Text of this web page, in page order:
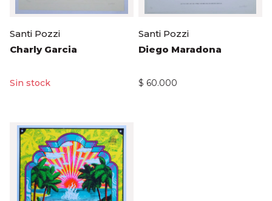
Santi Pozzi
Charly Garcia
Santi Pozzi
Diego Maradona
$ 60.000